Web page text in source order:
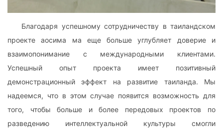
Благодаря успешному сотрудничеству в таиландском
проекте аосима ма еще больше углубляет доверие и
взаимопонимание с международными клиентами.
Успешный опыт проекта имеет позитивный
демонстрационный эффект на развитие таиланда. Мы
надеемся, что в этом случае появится возможность для
того, чтобы больше и более передовых проектов по
разведению интеллектуальной культуры смогли